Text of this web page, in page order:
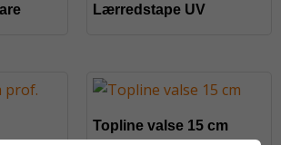
Lærredstape UV
Topline valse 15 cm